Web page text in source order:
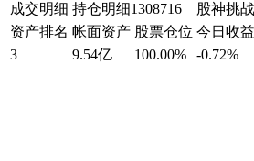
成交明细 持仓明细1308716 股神挑
资产排名 帐面资产 股票仓位 今日收益
3
9.54亿 100.00% -0.72%